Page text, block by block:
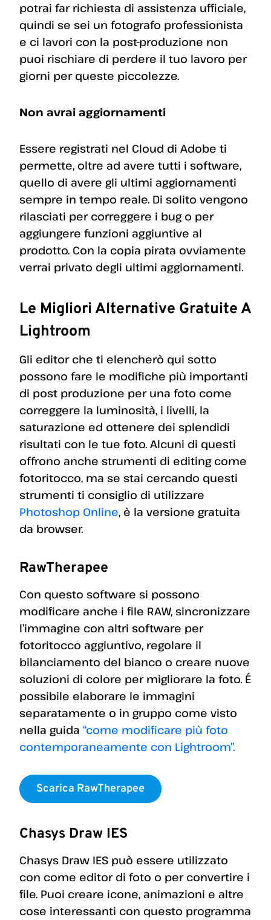
potrai far richiesta di assistenza ufficiale,
quindi se sei un fotografo professionista
e ci lavori con la post-produzione non
puoi rischiare di perdere il tuo lavoro per
giorni per queste piccolezze.
Non avrai aggiornamenti
Essere registrati nel Cloud di Adobe ti
permette, oltre ad avere tutti i software,
quello di avere gli ultimi aggiornamenti
sempre in tempo reale. Di solito vengono
rilasciati per correggere i bug o per
aggiungere funzioni aggiuntive al
prodotto. Con la copia pirata ovviamente
verrai privato degli ultimi aggiornamenti.
Le Migliori Alternative Gratuite A
Lightroom
Gli editor che ti elencherò qui sotto
possono fare le modifiche più importanti
di post produzione per una foto come
correggere la luminosità, i livelli, la
saturazione ed ottenere dei splendidi
risultati con le tue foto. Alcuni di questi
offrono anche strumenti di editing come
fotoritocco, ma se stai cercando questi
strumenti ti consiglio di utilizzare
Photoshop Online, è la versione gratuita
da browser.
RawTherapee
Con questo software si possono
modificare anche i file RAW, sincronizzare
l’immagine con altri software per
fotoritocco aggiuntivo, regolare il
bilanciamento del bianco o creare nuove
soluzioni di colore per migliorare la foto. É
possibile elaborare le immagini
separatamente o in gruppo come visto
nella guida “come modificare più foto
contemporaneamente con Lightroom”.
Scarica RawTherapee
Chasys Draw IES
Chasys Draw IES può essere utilizzato
con come editor di foto o per convertire i
file. Puoi creare icone, animazioni e altre
cose interessanti con questo programma